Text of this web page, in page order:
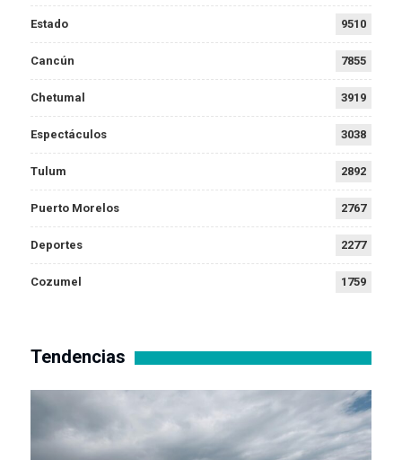
Estado 9510
Cancún 7855
Chetumal 3919
Espectáculos 3038
Tulum 2892
Puerto Morelos 2767
Deportes 2277
Cozumel 1759
Tendencias